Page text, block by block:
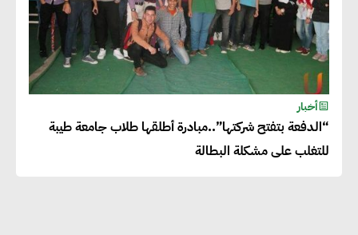
أخبار
“الدفعة بتفتح شركتها”..مبادرة أطلقها طلاب جامعة طيبة
للتغلب على مشكلة البطالة